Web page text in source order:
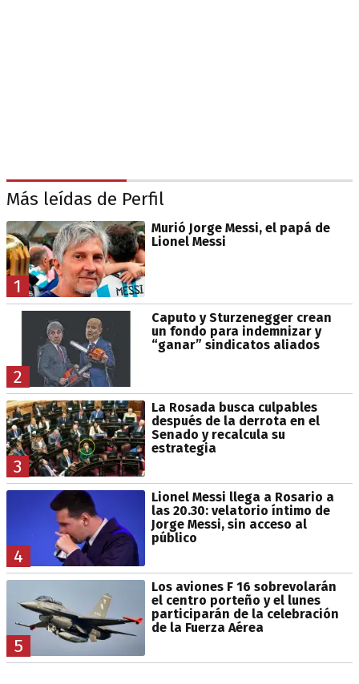
Más leídas de Perfil
1
Murió Jorge Messi, el papá de
Lionel Messi
2
Caputo y Sturzenegger crean
un fondo para indemnizar y
“ganar” sindicatos aliados
3
La Rosada busca culpables
después de la derrota en el
Senado y recalcula su
estrategia
4
Lionel Messi llega a Rosario a
las 20.30: velatorio íntimo de
Jorge Messi, sin acceso al
público
5
Los aviones F 16 sobrevolarán
el centro porteño y el lunes
participarán de la celebración
de la Fuerza Aérea